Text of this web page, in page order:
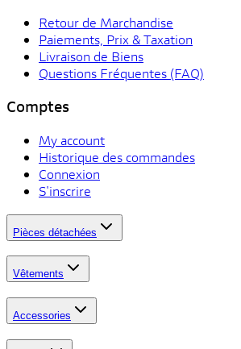
Retour de Marchandise
Paiements, Prix & Taxation
Livraison de Biens
Questions Fréquentes (FAQ)
Comptes
My account
Historique des commandes
Connexion
S'inscrire
Pièces détachées
Vêtements
Accessories